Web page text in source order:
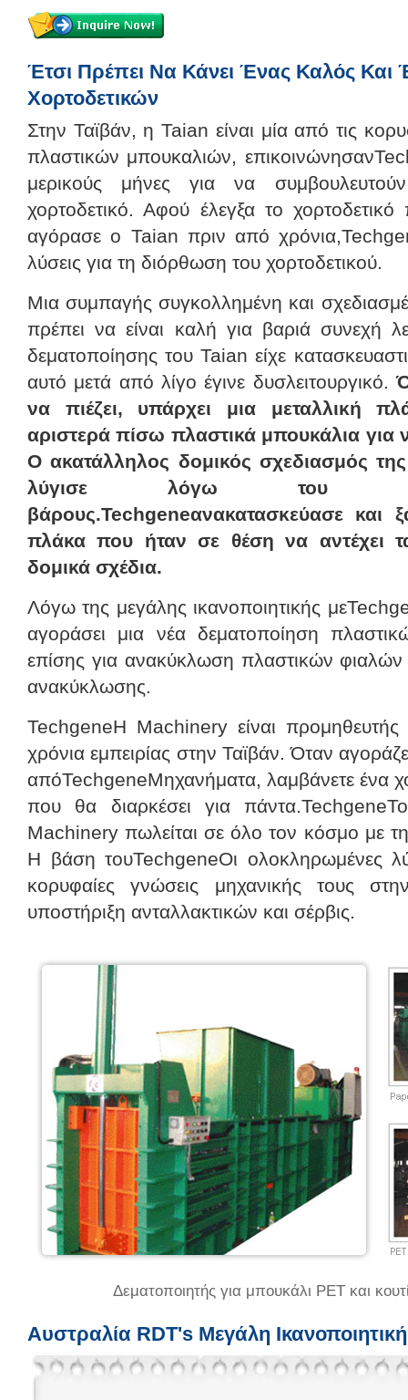
Έτσι Πρέπει Να Κάνει Ένας Καλός Και
Χορτοδετικών
Στην Ταϊβάν, η Taian είναι μία από τις
πλαστικών μπουκαλιών,
μερικούς μήνες για να
χορτοδετικό. Αφού έλεγξα το
αγόρασε ο Taian πριν από
λύσεις για τη διόρθωση του χορτοδετικού.
Μια συμπαγής συγκολλημένη και
πρέπει να είναι καλή για βαριά συνεχή
δεματοποίησης του Taian είχε
αυτό μετά από λίγο έγινε δυσλειτουργικό.
να πιέζει, υπάρχει μια μεταλλική
αριστερά πίσω πλαστικά μπουκάλια
Ο ακατάλληλος δομικός σχεδιασμός
λύγισε λόγω του μη
βάρους.Techgeneανακατασκεύασε και
πλάκα που ήταν σε θέση να αντέχει
δομικά σχέδια.
Λόγω της μεγάλης ικανοποιητικής
αγοράσει μια νέα δεματοποίηση
επίσης για ανακύκλωση πλαστικών φιαλών
ανακύκλωσης.
TechgeneΗ Machinery είναι
χρόνια εμπειρίας στην Ταϊβάν. Όταν
απόTechgeneΜηχανήματα, λαμβάνετε ένα
που θα διαρκέσει για
Machinery πωλείται σε όλο τον κόσμο με
Η βάση τουTechgeneΟι ολοκληρωμένες
κορυφαίες γνώσεις μηχανικής τους
υποστήριξη ανταλλακτικών και σέρβις.
Δεματοποιητής για μπουκάλι PET και
Αυστραλία RDT's Μεγάλη Ικανοποιητική